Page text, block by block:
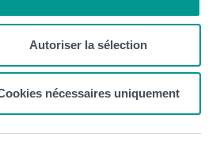
Autoriser la sélection
nécessaires uniquement